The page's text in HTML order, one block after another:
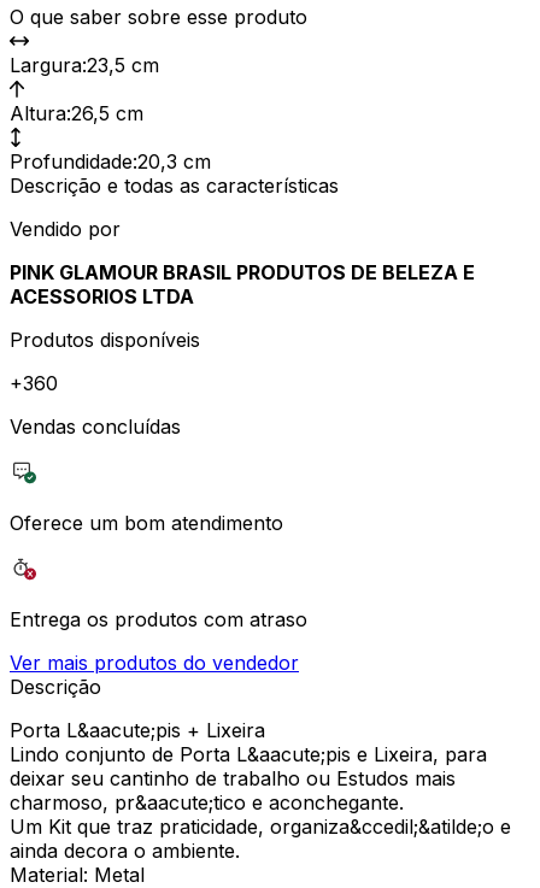
O que saber sobre esse produto
Largura:23,5 cm
Altura:26,5 cm
Profundidade:20,3 cm
Descrição e todas as características
Vendido por
PINK GLAMOUR BRASIL PRODUTOS DE BELEZA E
ACESSORIOS LTDA
Produtos disponíveis
+360
Vendas concluídas
Oferece um bom atendimento
Entrega os produtos com atraso
Ver mais produtos do vendedor
Descrição
Porta L&aacute;pis + Lixeira
Lindo conjunto de Porta L&aacute;pis e Lixeira, para
deixar seu cantinho de trabalho ou Estudos mais
charmoso, pr&aacute;tico e aconchegante.
Um Kit que traz praticidade, organiza&ccedil;&atilde;o e
ainda decora o ambiente.
Material: Metal